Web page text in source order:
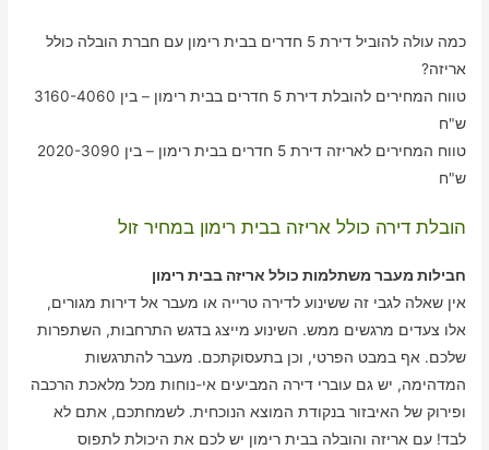
כמה עולה להוביל דירת 5 חדרים בבית רימון עם חברת הובלה כולל
אריזה?
טווח המחירים להובלת דירת 5 חדרים בבית רימון – בין 3160-4060
ש"ח
טווח המחירים לאריזה דירת 5 חדרים בבית רימון – בין 2020-3090
ש"ח
הובלת דירה כולל אריזה בבית רימון במחיר זול
חבילות מעבר משתלמות כולל אריזה בבית רימון
אין שאלה לגבי זה ששינוע לדירה טרייה או מעבר אל דירות מגורים,
אלו צעדים מרגשים ממש. השינוע מייצג בדגש התרחבות, השתפרות
שלכם. אף במבט הפרטי, וכן בתעסוקתכם. מעבר להתרגשות
המדהימה, יש גם עוברי דירה המביעים אי-נוחות מכל מלאכת הרכבה
ופירוק של האיבזור בנקודת המוצא הנוכחית. לשמחתכם, אתם לא
לבד! עם אריזה והובלה בבית רימון יש לכם את היכולת לתפוס